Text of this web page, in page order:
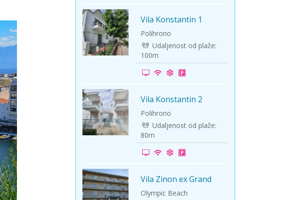
-20% Vila Konstantin 1
Polihrono
Udaljenost od plaže:
100m
-10% Vila Konstantin 2
Polihrono
Udaljenost od plaže:
80m
-5%
Vila Zinon ex Grand
Zivanovic
Olympic Beach